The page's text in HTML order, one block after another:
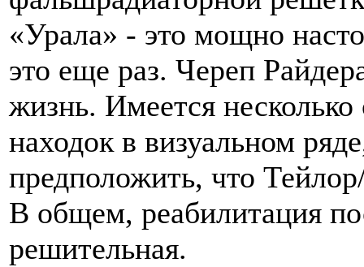
«Урала» - это мощно
это еще раз. Череп
жизнь. Имеется
находок в визуальном
предположить, что
В общем, реабилитация
решительная.